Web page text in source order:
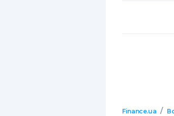
Finance.ua /